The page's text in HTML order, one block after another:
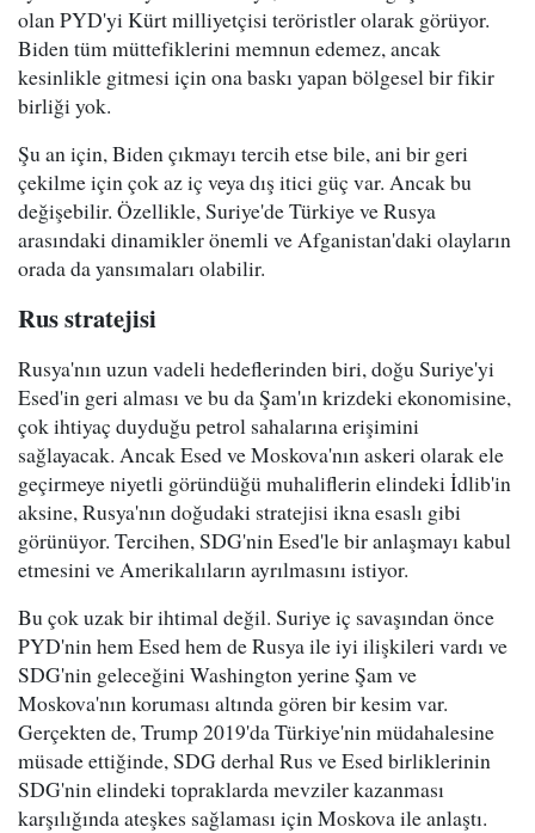
olan PYD'yi Kürt milliyetçisi teröristler olarak görüyor.
Biden tüm müttefiklerini memnun edemez, ancak
kesinlikle gitmesi için ona baskı yapan bölgesel bir fikir
birliği yok.
Şu an için, Biden çıkmayı tercih etse bile, ani bir geri
çekilme için çok az iç veya dış itici güç var. Ancak bu
değişebilir. Özellikle, Suriye'de Türkiye ve Rusya
arasındaki dinamikler önemli ve Afganistan'daki olayların
orada da yansımaları olabilir.
Rus stratejisi
Rusya'nın uzun vadeli hedeflerinden biri, doğu Suriye'yi
Esed'in geri alması ve bu da Şam'ın krizdeki ekonomisine,
çok ihtiyaç duyduğu petrol sahalarına erişimini
sağlayacak. Ancak Esed ve Moskova'nın askeri olarak ele
geçirmeye niyetli göründüğü muhaliflerin elindeki İdlib'in
aksine, Rusya'nın doğudaki stratejisi ikna esaslı gibi
görünüyor. Tercihen, SDG'nin Esed'le bir anlaşmayı kabul
etmesini ve Amerikalıların ayrılmasını istiyor.
Bu çok uzak bir ihtimal değil. Suriye iç savaşından önce
PYD'nin hem Esed hem de Rusya ile iyi ilişkileri vardı ve
SDG'nin geleceğini Washington yerine Şam ve
Moskova'nın koruması altında gören bir kesim var.
Gerçekten de, Trump 2019'da Türkiye'nin müdahalesine
müsade ettiğinde, SDG derhal Rus ve Esed birliklerinin
SDG'nin elindeki topraklarda mevziler kazanması
karşılığında ateşkes sağlaması için Moskova ile anlaştı.